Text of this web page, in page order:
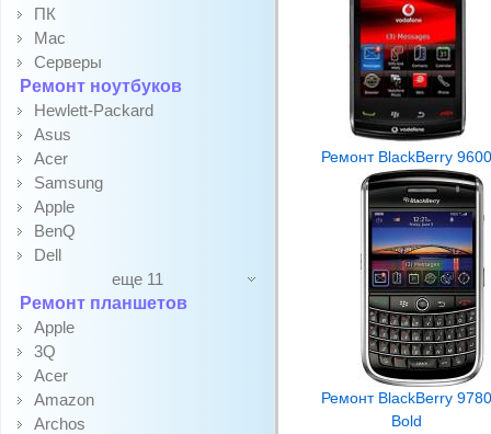
ПК
Mac
Серверы
Ремонт ноутбуков
Hewlett-Packard
Asus
Acer
Samsung
Apple
BenQ
Dell
еще 11
Ремонт планшетов
Apple
3Q
Acer
Amazon
Archos
Ремонт BlackBerry 9600
Ремонт BlackBerry 9780
Bold